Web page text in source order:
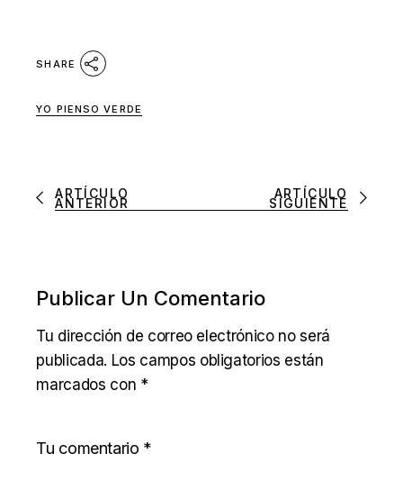
SHARE
YO PIENSO VERDE
ARTÍCULO
ANTERIOR
ARTÍCULO
SIGUIENTE
Publicar Un Comentario
Tu dirección de correo electrónico no será
publicada. Los campos obligatorios están
marcados con *